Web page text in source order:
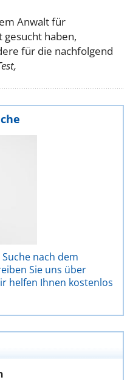
Anwalt für
haben,
für die nachfolgend
nach dem
Sie uns über
helfen Ihnen kostenlos